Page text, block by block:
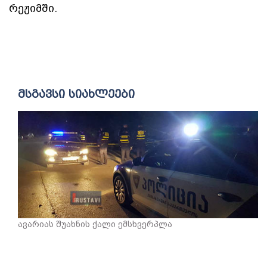
რეჟიმში.
მსგავსი სიახლეები
ავარიას შუახნის ქალი ემსხვერპლა